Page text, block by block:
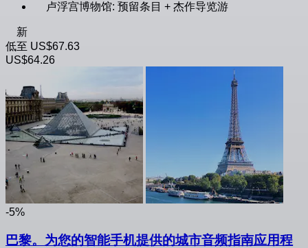
卢浮宫博物馆: 预留条目 + 杰作导览游
新
低至 US$67.63
US$64.26
-5%
巴黎。为您的智能手机提供的城市音频指南应用程